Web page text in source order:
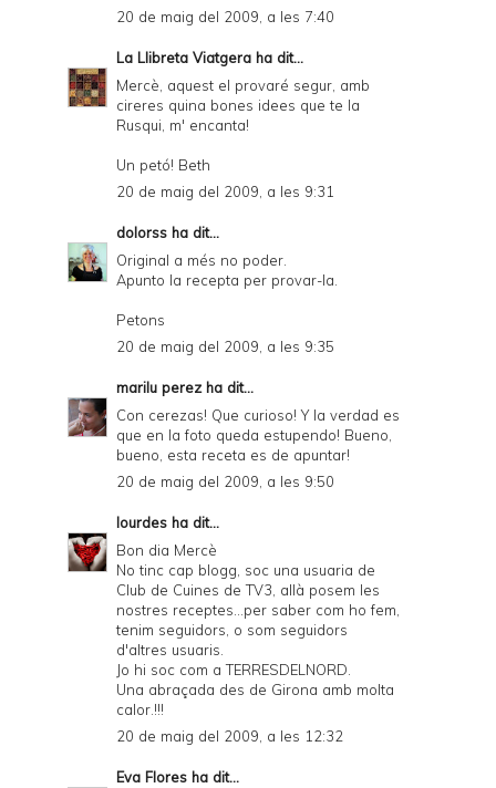
20 de maig del 2009, a les 7:40
La Llibreta Viatgera ha dit...
Mercè, aquest el provaré segur, amb
cireres quina bones idees que te la
Rusqui, m' encanta!
Un petó! Beth
20 de maig del 2009, a les 9:31
dolorss ha dit...
Original a més no poder.
Apunto la recepta per provar-la.
Petons
20 de maig del 2009, a les 9:35
marilu perezha dit...
Con cerezas! Que curioso! Y la verdad es
que en la foto queda estupendo! Bueno,
bueno, esta receta es de apuntar!
20 de maig del 2009, a les 9:50
lourdes ha dit...
Bon dia Mercè
No tinc cap blogg, soc una usuaria de
Club de Cuines de TV3, allà posem les
nostres receptes...per saber com ho fem,
tenim seguidors, o som seguidors
d'altres usuaris.
Jo hi soc com a TERRESDELNORD.
Una abraçada des de Girona amb molta
calor.!!!
20 de maig del 2009, a les 12:32
Eva Flores ha dit...